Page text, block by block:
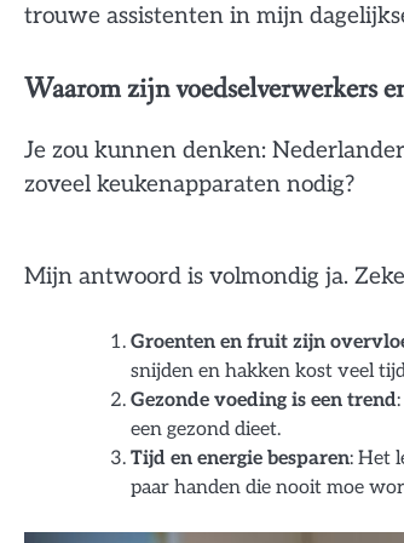
trouwe assistenten in mijn
Waarom zijn voedselverwerkers
Je zou kunnen denken:
zoveel keukenapparaten nodig?
Mijn antwoord is volmondig ja.
Groenten en fruit zijn
snijden en hakken kost veel
Gezonde voeding is een trend
een gezond dieet.
Tijd en energie besparen: Het
paar handen die nooit moe